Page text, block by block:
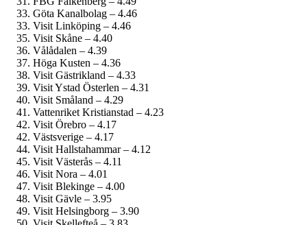
Göta Kanalbolag – 4.46
Visit Linköping – 4.46
Visit Skåne – 4.40
Vålådalen – 4.39
Höga Kusten – 4.36
Visit Gästrikland – 4.33
Visit Ystad Österlen – 4.31
Visit Småland – 4.29
Vattenriket Kristianstad – 4.23
Visit Örebro – 4.17
Västsverige – 4.17
Visit Hallstahammar – 4.12
Visit Västerås – 4.11
Visit Nora – 4.01
Visit Blekinge – 4.00
Visit Gävle – 3.95
Visit Helsingborg – 3.90